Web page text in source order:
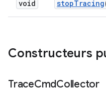
void stopTracing
Constructeurs
TraceCmdCollector